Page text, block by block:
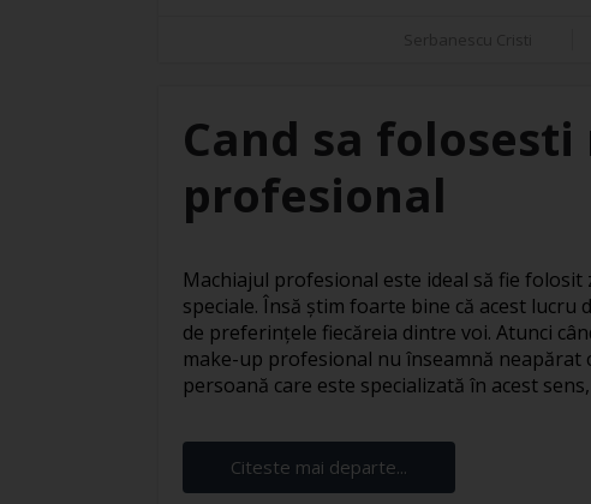
Cand sa
profesional
Machiajul profesional este ideal să fie folosit
speciale. Însă știm foarte bine că acest lucru
de preferințele fiecăreia dintre voi. Atunci
make-up profesional nu înseamnă neapărat
persoană care este specializată în acest sens,
Citeste mai departe...